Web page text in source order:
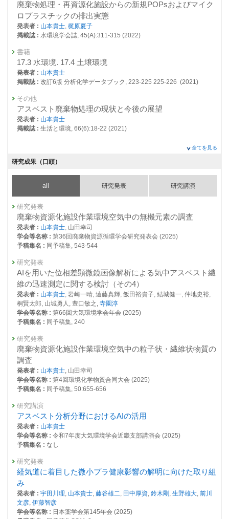
25786 : 地域の災害廃棄物処理方針策定に向けた技術課題の検討
2020年度
25097 : 資源循環研究プログラム
25125 : 災害環境マネジメント戦略推進オフィス
25135 : 次世代の3R基盤技術の開発
25159 : 災害時の資源循環・廃棄物マネジメント強靭化戦略の確立
25301 : 新規POPs含有プラスチック廃棄物の環境上適正な管理に向けた
国際的な分析技術基盤の整備
25350 : 資源循環と物質管理に必要な各種基盤技術の開発と調査研究
2019年度
24694 : 資源循環研究プログラム
24715 : 次世代の3R基盤技術の開発
24733 : 放射性物質汚染管理システムの開発
24742 : 災害時の資源循環・廃棄物マネジメント強靭化戦略の確立
24758 : 災害環境マネジメント戦略推進オフィス
24989 : 新規POPs含有プラスチック廃棄物の環境上適正な管理に向けた
国際的な分析技術基盤の整備
25035 : 資源循環と物質管理に必要な各種基盤技術の開発と調査研究
2018年度
24298 : 次世代の3R基盤技術の開発
24325 : 放射性物質汚染管理システムの開発
24334 : 災害時の資源循環・廃棄物マネジメント強靭化戦略の確立
24341 : 災害環境マネジメント戦略推進オフィス
24353 : 資源循環研究プログラム
24612 : 資源循環と物質管理に必要な各種基盤技術の開発と調査研究
2017年度
23830 : 次世代の3R基盤技術の開発
23865 : 放射性物質汚染管理システムの開発
23874 : 災害時の資源循環・廃棄物マネジメント強靭化戦略の確立
23974 : 新規POPsを含有する廃棄物の環境上適正な管理に関する研究
廃棄物処理・再資源化施設からの新規POPsおよびマイク
ロプラスチックの排出実態
発表者 : 山本貴士, 梶原夏子
掲載誌 : 水環境学会誌, 45(A):311-315 (2022)
書籍
17.3 水環境. 17.4 土壌環境
発表者 : 山本貴士
掲載誌 : 改訂6版 分析化学データブック, 223-225 225-226 (2021)
その他
アスベスト廃棄物処理の現状と今後の展望
発表者 : 山本貴士
掲載誌 : 生活と環境, 66(6):18-22 (2021)
fluidized bed combustor of municipal solid waste incineration
発表者 :Dahlan A., Kitamura H.(北村洋樹), Tian Y.,Sakanakura H.(肴倉
, Shimaoka T., Yamamoto T.(山本貴士)
, Takahashi F.
掲載誌 :Journal of Material Cycles and Waste Management, 22(3):836-
850 (2020)
査読付き 原著論文
Application of micro-scale correlation analysis to estimate
metal speciation and the matrix in municipal solid waste
発表者 :Kitamura H.(北村洋樹), Dahlan A.V., Tian Y., Shimaoka T.,
Yamamoto T.(山本貴士), Takahashi F.
掲載誌 :Journal of Material Cycles and Waste Management,
22(4):1081-1093 (2020)
査読付き 原著論文
廃棄物焼却におけるストロンチウムの挙動と溶出特性
Kuramochi H.(倉持秀敏)
掲載誌 :環境放射能除染学会誌, 8(3):133-146 (2020)
総説・解説
アスベスト廃棄物処理の現状と今後の展望
発表者 :Yamamoto T.(山本貴士)
査読付き 原著論文
Concentrations of POPs based wood preservatives in
waste timber from demolished buildings and its recycled
products in Japan
夏子)
掲載誌 :Waste Management, 85:445-451 (2019)
査読付き 原著論文
放射性物質汚染廃棄物焼却施設における排ガス中微小粒子
の粒子個数濃度測定によるバグフィルタ部分集じん率の評
全てを見る
研究成果（口頭）
all 研究発表 研究講演
研究発表
廃棄物資源化施設作業環境空気中の無機元素の調査
発表者 : 山本貴士, 山田幸司
学会等名称 : 第36回廃棄物資源循環学会研究発表会 (2025)
予稿集名 : 同予稿集, 543-544
研究発表
AIを用いた位相差顕微鏡画像解析による気中アスベスト繊
維の迅速測定に関する検討（その4）
発表者 : 山本貴士, 岩崎一晴, 遠藤真輝, 飯田裕貴子, 結城健一, 仲地史裕,
桐賢太郎, 山城勇人, 豊口敏之, 寺園淳
学会等名称 : 第66回大気環境学会年会 (2025)
予稿集名 : 同予稿集, 240
研究発表
廃棄物資源化施設作業環境空気中の粒子状・繊維状物質の
調査
発表者 : 山本貴士, 山田幸司
学会等名称 : 第4回環境化学物質合同大会 (2025)
予稿集名 : 同予稿集, 50:655-656
研究講演
アスベスト分析分野におけるAIの活用
発表者 : 山本貴士
学会等名称 : 令和7年度大気環境学会近畿支部講演会 (2025)
予稿集名 : なし
研究発表
経気道に着目した微小プラ健康影響の解明に向けた取り組
み
発表者 : 宇田川理, 山本貴士, 藤谷雄二, 田中厚資, 鈴木剛 , 生野雄大, 前川
文彦, 伊藤智彦
学会等名称 : 日本薬学会第145年会 (2025)